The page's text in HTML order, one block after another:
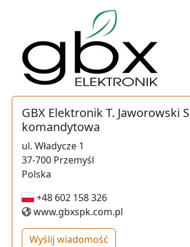
GBX Elektronik T. Jaworowski
komandytowa
ul. Władycze 1
37-700 Przemyśl
Polska
+48 602 158 326
+48 602 158 326
www.gbxspk.com.pl
Wyślij wiadomość